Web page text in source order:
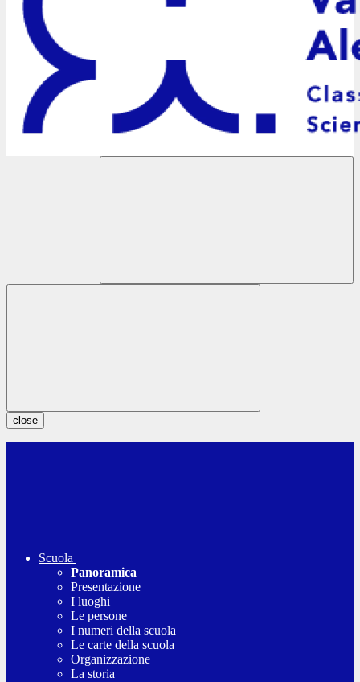
close
Scuola
Panoramica
Presentazione
I luoghi
Le persone
I numeri della scuola
Le carte della scuola
Organizzazione
La storia